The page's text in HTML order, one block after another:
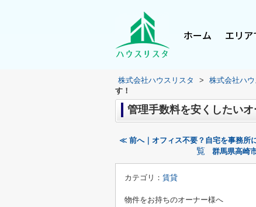
ホーム エリア
株式会社ハウスリスタ > 株式会社ハ
す！
管理手数料を安くしたい
≪ 前へ｜オフィス不要？自宅を事務所
覧
群馬県高崎
カテゴリ： 賃貸
物件をお持ちのオーナー様へ